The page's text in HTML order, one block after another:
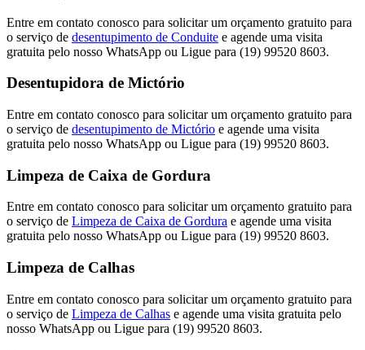
Entre em contato conosco para solicitar um orçamento gratuito para
o serviço de desentupimento de Conduite e agende uma visita
gratuita pelo nosso WhatsApp ou Ligue para (19) 99520 8603.
Desentupidora de Mictório
Entre em contato conosco para solicitar um orçamento gratuito para
o serviço de desentupimento de Mictório e agende uma visita
gratuita pelo nosso WhatsApp ou Ligue para (19) 99520 8603.
Limpeza de Caixa de Gordura
Entre em contato conosco para solicitar um orçamento gratuito para
o serviço de Limpeza de Caixa de Gordura e agende uma visita
gratuita pelo nosso WhatsApp ou Ligue para (19) 99520 8603.
Limpeza de Calhas
Entre em contato conosco para solicitar um orçamento gratuito para
o serviço de Limpeza de Calhas e agende uma visita gratuita pelo
nosso WhatsApp ou Ligue para (19) 99520 8603.